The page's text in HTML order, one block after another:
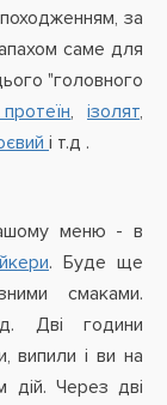
походженням, за
саме для
"головного
,ізолят,
і т.д .
меню - в
. Буде ще
смаками.
Дві години
випили і ви на
дій. Через дві